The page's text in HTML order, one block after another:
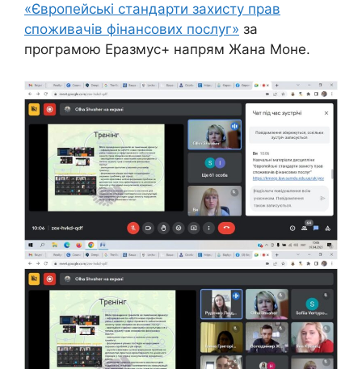
«Європейські стандарти захисту прав
споживачів фінансових послуг» за
програмою Еразмус+ напрям Жана Моне.